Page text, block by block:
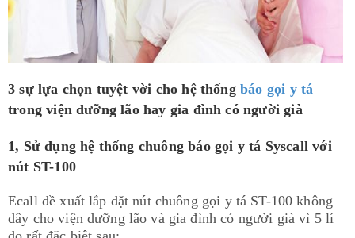
3 sự lựa chọn tuyệt vời cho hệ thốngbáo gọi y tá
trong viện dưỡng lão hay gia đình có người già
1, Sử dụng hệ thống chuông báo gọi y tá Syscall với
nút ST-100
Ecall đề xuất lắp đặt nút chuông gọi y tá ST-100 không
dây cho viện dưỡng lão và gia đình có người già vì 5 lí